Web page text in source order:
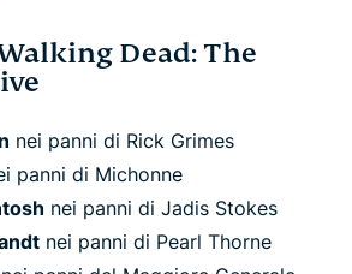
Dead: The
nei panni di Rick Grimes
panni di Michonne
nei panni di Jadis Stokes
nei panni di Pearl Thorne